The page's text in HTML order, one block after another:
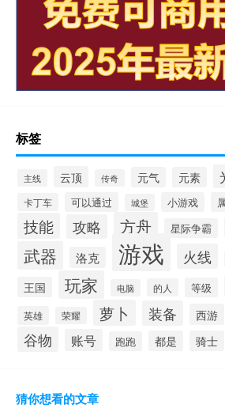
标签
主线 云顶 传奇 元气 元素
卡丁车 可以通过 城堡 小游戏
技能 攻略 方舟 星际争霸
武器 洛克 游戏 火线
王国 玩家 电脑 的人 等级
英雄 荣耀 萝卜 装备 西游
谷物 账号 跑跑 都是 骑士
猜你想看的文章